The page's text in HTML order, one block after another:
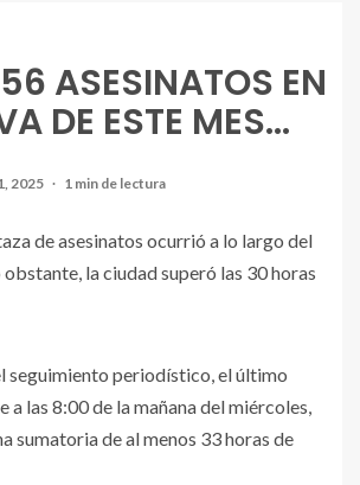
ASESINATOS EN
DE ESTE MES…
2025 1 min de lectura
de asesinatos ocurrió a lo largo del
obstante, la ciudad superó las 30 horas
seguimiento periodístico, el último
a las 8:00 de la mañana del miércoles,
sumatoria de al menos 33 horas de